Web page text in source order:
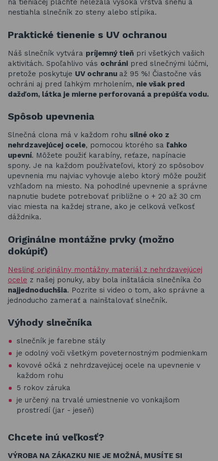
na tieniacej plachte neležala vysoká vrstva snehu a
nestiahla slnečník zo steny alebo stĺpika.
Praktické tienenie s UV ochranou
Náš slnečník vytvára príjemný tieň pri všetkých vašich
aktivitách. Spoľahlivo vás ochráni pred slnečnými lúčmi,
pretože poskytuje UV ochranu až 95 %! Čiastočne vás
ochráni aj pred ľahkým mrholením, nie však pred
dažďom, látka je mierne perforovaná a prepúšťa vodu.
Spôsob upevnenia
Slnečná clona má v každom rohu silné oko z
nehrdzavejúcej ocele, pomocou ktorého sa ľahko
upevní. Môžete použiť karabíny, reťaze, napínacie
spony. Je na každom používateľovi, ktorý zo spôsobov
upevnenia mu najviac vyhovuje alebo ktorý môže použiť
vzhľadom na miesto. Na pohodlné upevnenie a správne
napnutie budete potrebovať približne o + 20 až 30 cm
viac miesta na každej strane, ako je celková veľkosť
dáždnika.
Originálne montážne prvky (možno
dokúpiť)
Nesling originálny montážny materiál z nehrdzavejúcej
ocele z našej ponuky, aby bola inštalácia slnečníka čo
najjednoduchšia. Pozrite si video o tom, ako správne a
jednoducho zamerať a nainštalovať slnečník.
Výhody slnečníka
slnečník je farebne stály
je odolný voči všetkým poveternostným podmienkam
kovové očká z nehrdzavejúcej ocele na upevnenie v
každom rohu
5 rokov záruka
je určený na trvalé umiestnenie vo vonkajšom
prostredí (jar - jeseň)
Chcete inú veľkosť?
VÝROBA NA ZÁKAZKU NIE JE MOŽNÁ, MUSÍTE SI